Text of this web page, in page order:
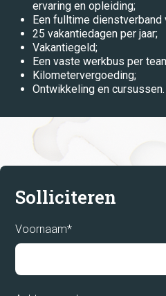
ervaring en opleiding;
Een fulltime dienstverband
25 vakantiedagen per jaar;
Vakantiegeld;
Een vaste werkbus per
Kilometervergoeding;
Ontwikkeling en cursussen.
Solliciteren
Voornaam*
Stages
Systeembeheer
Techniek
Technische dienst
Teelt
UTA
Verkoop
locatie